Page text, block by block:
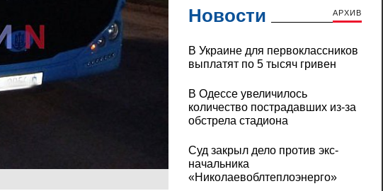
Новости АРХИВ
В Украине для первоклассников
выплатят по 5 тысяч гривен
В Одессе увеличилось
количество пострадавших из-за
обстрела стадиона
Суд закрыл дело против экс-
начальника
«Николаевоблтеплоэнерго»